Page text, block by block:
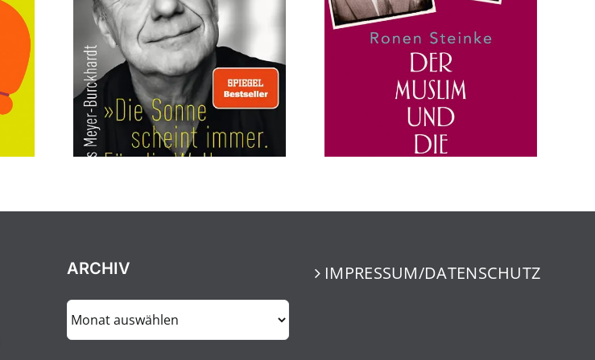
ARCHIV
ARCHIV
IMPRESSUM/DATENSCHUTZ